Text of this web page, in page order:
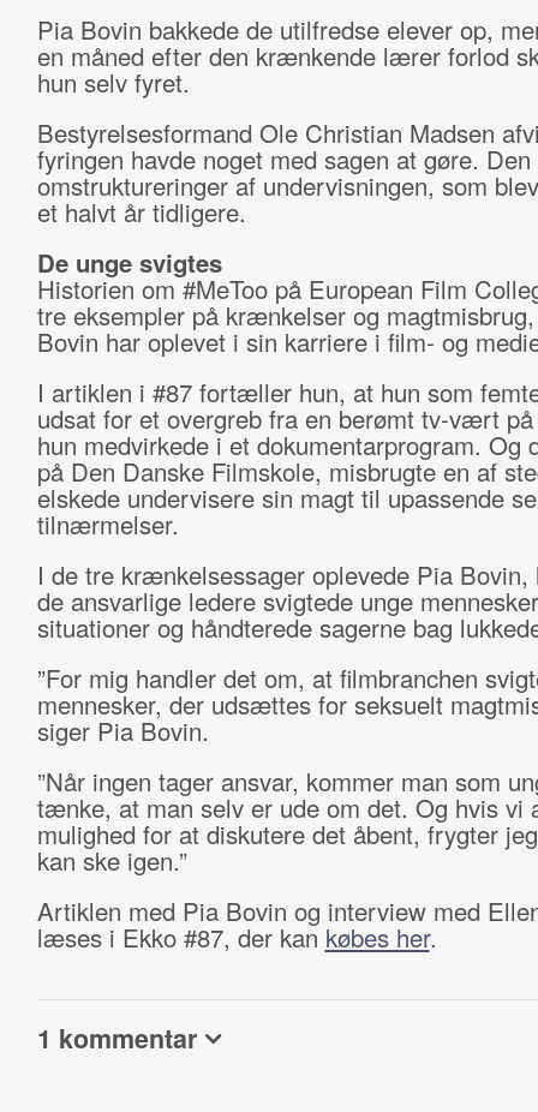
Pia Bovin bakkede de utilfredse elever op,
en måned efter den krænkende lærer forlod
hun selv fyret.
Bestyrelsesformand Ole Christian Madsen
fyringen havde noget med sagen at gøre.
omstruktureringer af undervisningen, som
et halvt år tidligere.
De unge svigtes
Historien om #MeToo på European Film
tre eksempler på krænkelser og
Bovin har oplevet i sin karriere i film- og
I artiklen i #87 fortæller hun, at hun som
udsat for et overgreb fra en berømt tv-vært
hun medvirkede i et dokumentarprogram. Og
på Den Danske Filmskole, misbrugte en af
elskede undervisere sin magt til upassende
tilnærmelser.
I de tre krænkelsessager oplevede Pia Bovin,
de ansvarlige ledere svigtede unge
situationer og håndterede sagerne bag
”For mig handler det om, at filmbranchen
mennesker, der udsættes for seksuelt
siger Pia Bovin.
”Når ingen tager ansvar, kommer man som
tænke, at man selv er ude om det. Og hvis vi
mulighed for at diskutere det åbent, frygter
kan ske igen.”
Artiklen med Pia Bovin og interview med
læses i Ekko #87, der kan købes her.
1 kommentar